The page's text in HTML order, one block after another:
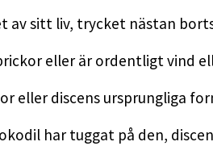
av sitt liv, trycket nästan
eller är ordentligt vind
eller discens ursprungliga
har tuggat på den,